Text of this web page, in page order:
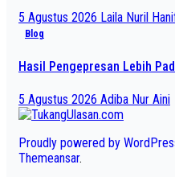
5 Agustus 2026 Laila Nuril
Blog
Hasil Pengepresan Lebih
5 Agustus 2026 Adiba Nur Aini
Proudly powered by
Themeansar.